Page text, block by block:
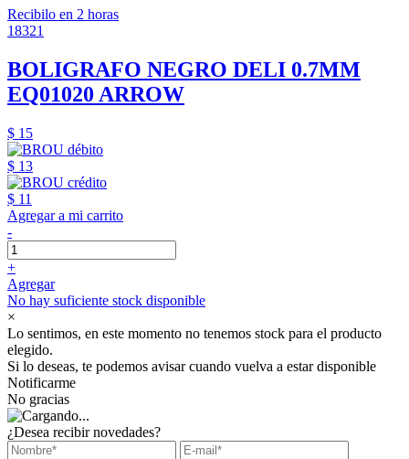
Recibilo en 2 horas
18321
BOLIGRAFO NEGRO DELI 0.7MM
EQ01020 ARROW
$ 15
$ 13
$ 11
Agregar a mi carrito
-
+
Agregar
No hay suficiente stock disponible
×
Lo sentimos, en este momento no tenemos stock para el producto
elegido.
Si lo deseas, te podemos avisar cuando vuelva a estar disponible
Notificarme
No gracias
¿Desea recibir novedades?